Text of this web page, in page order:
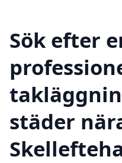
Sök efter
städer